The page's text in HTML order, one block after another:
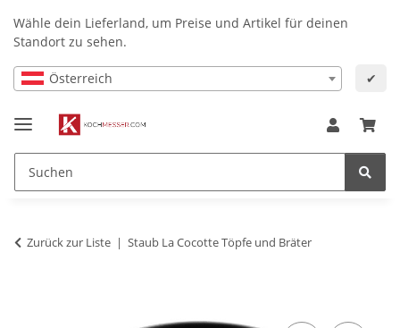
Wähle dein Lieferland, um Preise und Artikel für deinen
Standort zu sehen.
Österreich ✔
Zurück zur Liste Staub La Cocotte Töpfe und Bräter